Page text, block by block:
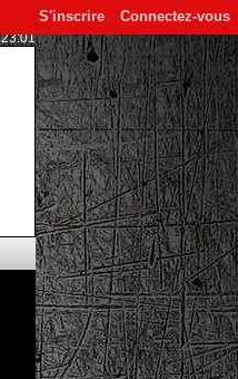
Connectez-vous
S'inscrire
23:01